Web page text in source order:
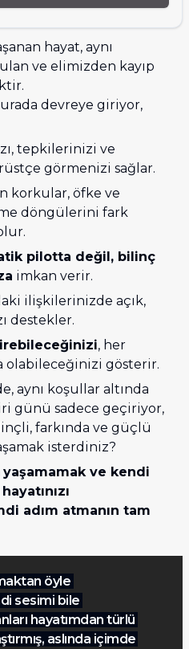
hayat, aynı
ve elimizden kayıp
devreye giriyor,
tepkilerinizi ve
görmenizi sağlar.
korkular, öfke ve
döngülerini fark
pilotta değil, bilinç
imkan verir.
ilişkilerinizde açık,
destekler.
, her
olabileceğinizi gösterir.
aynı koşullar altında
günü sadece geçiriyor,
farkında ve güçlü
isterdiniz?
ve kendi
adım atmanın tam
öyle
sesimi bile
hayatımdan türlü
aslında içimde